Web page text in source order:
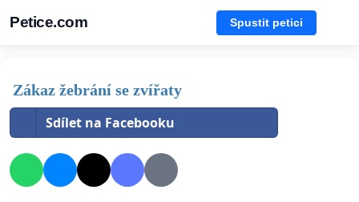
Petice.com Spustit petici
Zákaz žebrání se zvířaty
Sdílet na Facebooku